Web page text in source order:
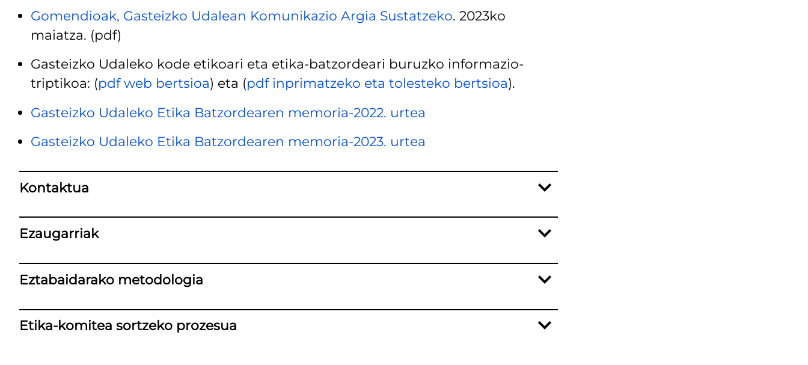
Gomendioak, Gasteizko Udalean Komunikazio Argia Sustatzeko. 2023ko
maiatza. (pdf)
Gasteizko Udaleko kode etikoari eta etika-batzordeari buruzko informazio-
triptikoa: (pdf web bertsioa) eta (pdf inprimatzeko eta tolesteko bertsioa).
Gasteizko Udaleko Etika Batzordearen memoria-2022. urtea
Gasteizko Udaleko Etika Batzordearen memoria-2023. urtea
Kontaktua
Ezaugarriak
Eztabaidarako metodologia
Etika-komitea sortzeko prozesua